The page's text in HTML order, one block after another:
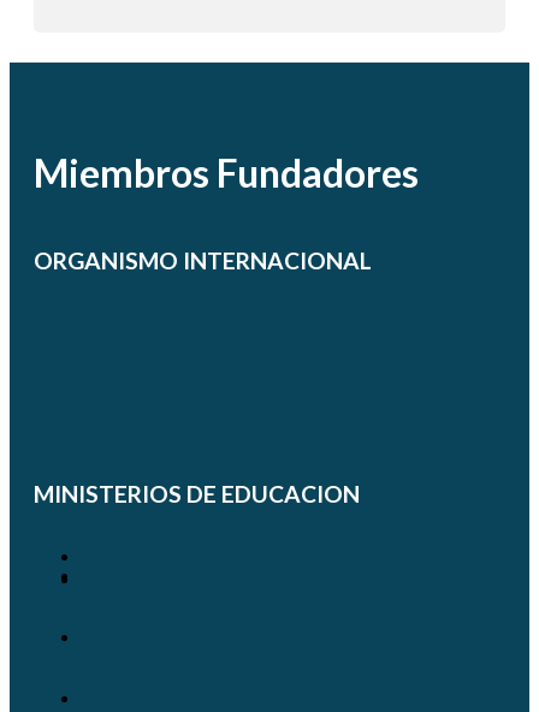
Miembros Fundadores
ORGANISMO INTERNACIONAL
MINISTERIOS DE EDUCACION